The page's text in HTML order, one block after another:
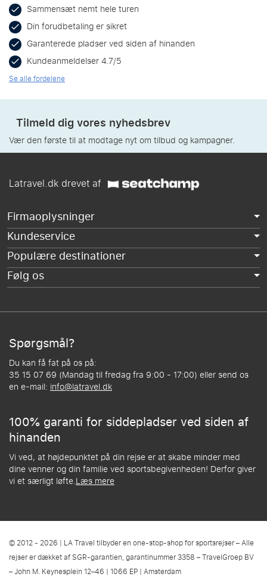
Sammensæt nemt hele turen
Din forudbetaling er sikret
Garanterede pladser ved siden af hinanden
Kundeanmeldelser 4.7/5
Se alle fordelene
Tilmeld dig vores nyhedsbrev
Vær den første til at modtage nyt om tilbud og kampagner.
Latravel.dk drevet af
Firmaoplysninger
Kundeservice
Populære destinationer
Følg os
Spørgsmål?
Du kan få fat på os på:
35 15 07 69 (Mandag til fredag fra 9:00 - 17:00) eller send os
en e-mail: info@latravel.dk
100% garanti for siddepladser ved siden af
hinanden
Vi ved, at højdepunktet på din rejse er at skabe minder med
dine venner og din familie ved sportsbegivenheden! Derfor giver
vi et særligt løfte.Læs mere
© 2012 - 2026 | LA Travel tilbyder en one-stop-shop for sportsrejser – Alle
rejser er dækket af SGR-garantien, garantinummer 3358 – TravelGroep BV
– John M. Keynesplein 12–46 | 1066 EP | Amsterdam